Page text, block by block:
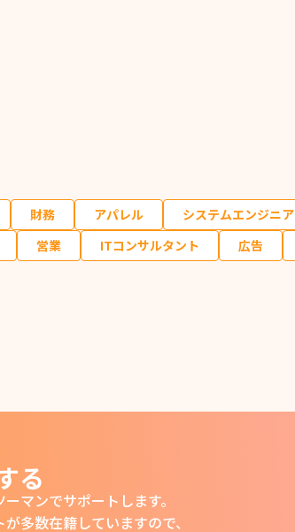
財務 アパレル システムエンジニア
営業 ITコンサルタント 広告
る
マンでサポートします。
多数在籍していますので、